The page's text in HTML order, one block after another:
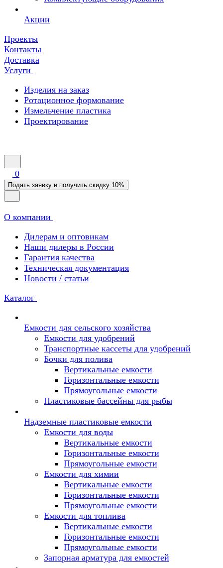
Акции
Проекты
Контакты
Доставка
Услуги
Изделия на заказ
Ротационное формование
Измельчение пластика
Проектирование
0
Подать заявку и получить скидку 10%
О компании
Дилерам и оптовикам
Наши дилеры в России
Гарантия качества
Техническая документация
Новости / статьи
Каталог
Емкости для сельского хозяйства
Емкости для удобрений
Транспортные кассеты для удобрений
Бочки для полива
Вертикальные емкости
Горизонтальные емкости
Прямоугольные емкости
Пластиковые бассейны для рыбы
Надземные пластиковые емкости
Емкости для воды
Вертикальные емкости
Горизонтальные емкости
Прямоугольные емкости
Емкости для химии
Вертикальные емкости
Горизонтальные емкости
Прямоугольные емкости
Емкоcти для топлива
Вертикальные емкости
Горизонтальные емкости
Прямоугольные емкости
Запорная арматура для емкостей